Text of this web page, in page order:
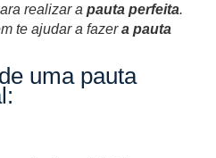
realizar a pauta perfeita.
te ajudar a fazera pauta
uma pauta